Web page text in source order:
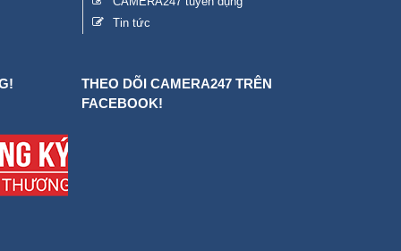
Tin tức
THEO DÕI CAMERA247 TRÊN
FACEBOOK!